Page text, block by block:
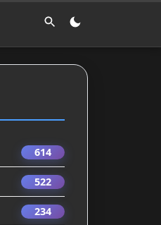
614
522
234